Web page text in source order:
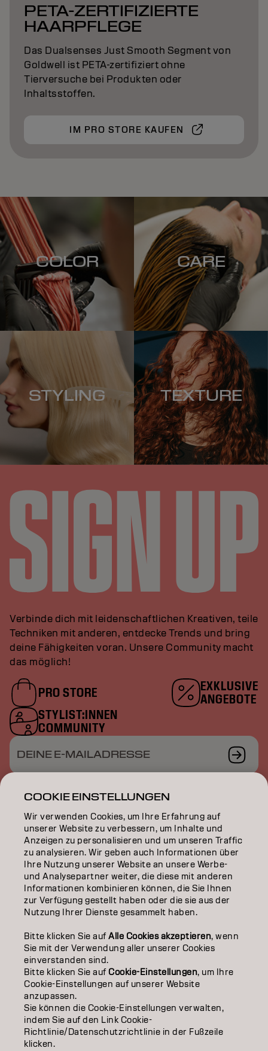
PETA-ZERTIFIZIERTE
HAARPFLEGE
Das Dualsenses Just Smooth Segment von
Goldwell ist PETA-zertifiziert ohne
Tierversuche bei Produkten oder
Inhaltsstoffen.
IM PRO STORE KAUFEN
COLOR CARE
STYLING TEXTURE
Verbinde dich mit leidenschaftlichen Kreativen, teile
Techniken mit anderen, entdecke Trends und bring
deine Fähigkeiten voran. Unsere Community macht
das möglich!
PRO STORE
EXKLUSIVE
ANGEBOTE
STYLIST:INNEN
COMMUNITY
DEINE E-MAILADRESSE
COLOR
CARE
TEXTURE
STYLING
EDUCATION
ÜBER
SALON FINDER
PARTNER WERDEN
COOKIE EINSTELLUNGEN
Wir verwenden Cookies, um Ihre Erfahrung auf
unserer Website zu verbessern, um Inhalte und
Anzeigen zu personalisieren und um unseren Traffic
zu analysieren. Wir geben auch Informationen über
Ihre Nutzung unserer Website an unsere Werbe-
und Analysepartner weiter, die diese mit anderen
Informationen kombinieren können, die Sie Ihnen
zur Verfügung gestellt haben oder die sie aus der
Nutzung Ihrer Dienste gesammelt haben.
Bitte klicken Sie aufAlle Cookies akzeptieren, wenn
Sie mit der Verwendung aller unserer Cookies
einverstanden sind.
Bitte klicken Sie aufCookie-Einstellungen, um Ihre
Cookie-Einstellungen auf unserer Website
anzupassen.
Sie können die Cookie-Einstellungen verwalten,
indem Sie auf den Link Cookie-
Richtlinie/Datenschutzrichtlinie in der Fußzeile
klicken.